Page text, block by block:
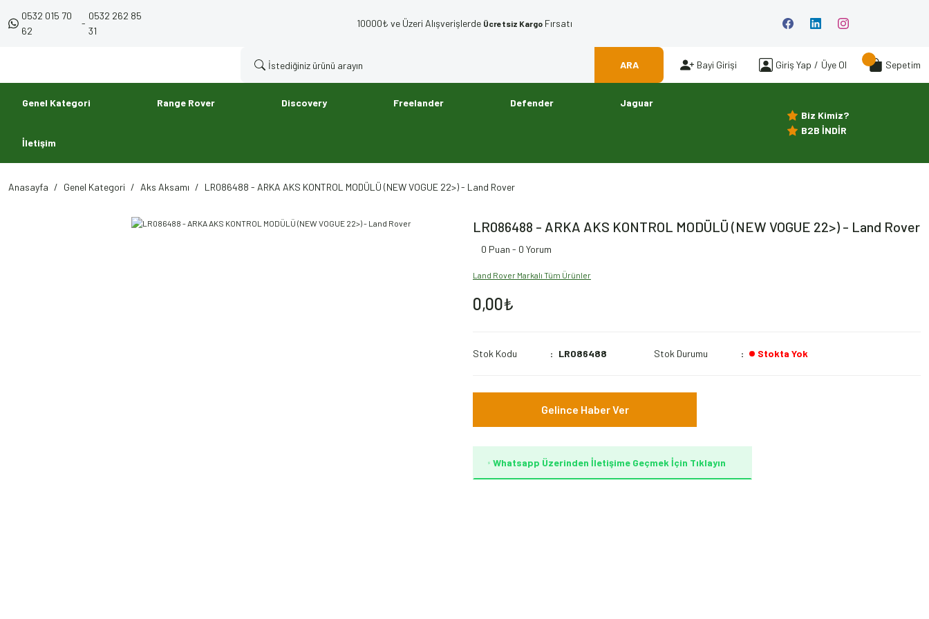
0532 015 70
62
-
0532 262 85
31
10000₺ ve Üzeri Alışverişlerde Ücretsiz Kargo Fırsatı
ARA Bayi Girişi Giriş Yap / Üye Ol Sepetim
Genel Kategori Range Rover Discovery Freelander Defender Jaguar
İletişim
Biz Kimiz?
B2B İNDİR
Anasayfa Genel Kategori Aks Aksamı LR086488 - ARKA AKS KONTROL MODÜLÜ (NEW VOGUE 22>) - Land Rover
LR086488 - ARKA AKS KONTROL MODÜLÜ (NEW VOGUE 22>) - Land Rover
0 Puan - 0 Yorum
Land Rover Markalı Tüm Ürünler
0,00₺
Stok Kodu LR086488 Stok Durumu Stokta Yok
Gelince Haber Ver
Whatsapp Üzerinden İletişime Geçmek İçin Tıklayın